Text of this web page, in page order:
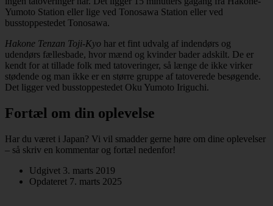
Yumoto Station eller lige ved Tonosawa Station eller ved
busstoppestedet Tonosawa.
Hakone Tenzan Toji-Kyo har et fint udvalg af indendørs og
udendørs fællesbade, hvor mænd og kvinder bader adskilt. De er
kendt for at tillade folk med tatoveringer, så længe de ikke virker
stødende og man ikke er en større gruppe af tatoverede besøgende.
Det ligger ved busstoppestedet Oku Yumoto Iriguchi.
Fortæl om din oplevelse
Har du været i Japan? Vi vil smadder gerne høre om dine oplevelser
– så skriv en kommentar og fortæl nedenfor!
Udgivet 3. marts 2019
Opdateret 7. marts 2025